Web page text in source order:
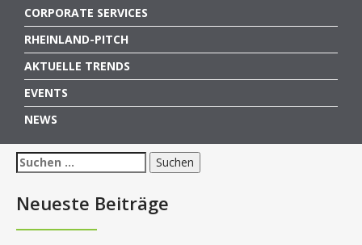
CORPORATE SERVICES
RHEINLAND-PITCH
AKTUELLE TRENDS
EVENTS
NEWS
Suchen
nach:
Neueste Beiträge